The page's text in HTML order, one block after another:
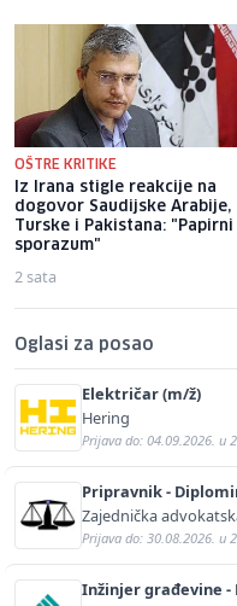
OŠTRE KRITIKE
Iz Irana stigle reakcije na
dogovor Saudijske Arabije,
Turske i Pakistana: "Papirni
sporazum"
2 sata
Oglasi za posao
Električar (m/ž)
Hering
Prijava do: 04.09.2026. u
Pripravnik -
Zajednička
Kurtović
Prijava do: 30.08.2026. u
Inžinjer građevine -